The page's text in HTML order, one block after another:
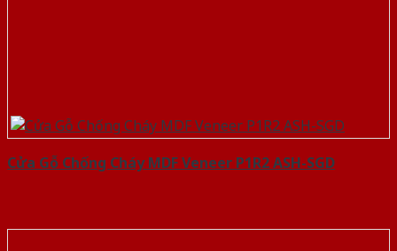
Cửa Gỗ Chống Cháy MDF Veneer P1R2 ASH-SGD